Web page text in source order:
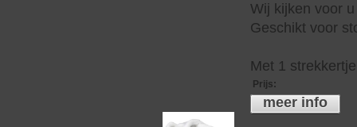
Wij kijken voor
Geschikt voor
Met 1
Prijs:
meer info